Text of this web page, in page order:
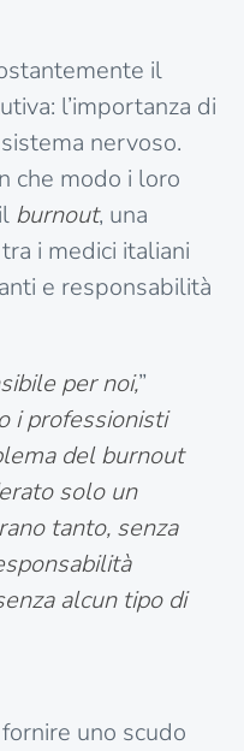
il
l’importanza di
nervoso.
che modo i loro
burnout, una
i medici italiani
e responsabilità
per noi,”
i professionisti
del burnout
solo un
tanto, senza
alcun tipo di
uno scudo